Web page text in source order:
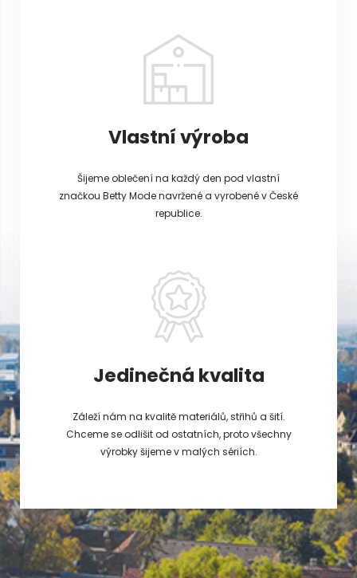
Vlastní výroba
Šijeme oblečení na každý den pod vlastní
značkou Betty Mode navržené a vyrobené v České
republice.
Jedinečná kvalita
Záleží nám na kvalitě materiálů, střihů a šití.
Chceme se odlišit od ostatních, proto všechny
výrobky šijeme v malých sériích.